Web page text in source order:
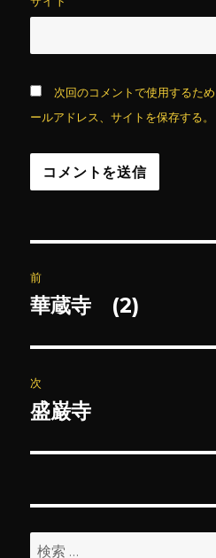
次回のコメントで使用するた
ールアドレス、サイトを保存する。
稿
ビ
ゲ
ー
前
前
投
稿:
華蔵寺 (2)
次
次
投
盛巌寺
検